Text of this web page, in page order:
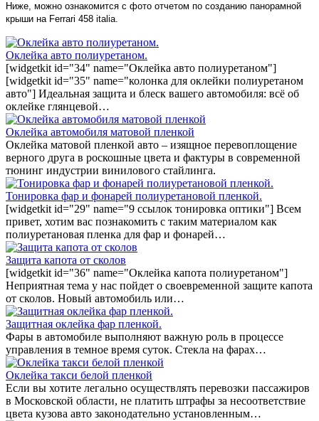
Ниже, можно ознакомится с фото отчетом по созданию панорамной
крыши на Ferrari 458 italia.
Оклейка авто полиуретаном.
[widgetkit id="34" name="Оклейка авто полиуретаном"]
[widgetkit id="35" name="колонка для оклейки полиуретаном
авто"] Идеальная защита и блеск вашего автомобиля: всё об
оклейке глянцевой…
Оклейка автомобиля матовой пленкой
Оклейка матовой пленкой авто – изящное перевоплощение
верного друга в роскошные цвета и фактуры в современной
тюнинг индустрии винилового стайлинга.
Тонировка фар и фонарей полиуретановой пленкой.
[widgetkit id="29" name="9 ссылок тонировка оптики"] Всем
привет, хотим вас познакомить с таким материалом как
полиуретановая пленка для фар и фонарей…
Защита капота от сколов
[widgetkit id="36" name="Оклейка капота полиуретаном"]
Неприятная тема у нас пойдет о своевременной защите капота
от сколов. Новый автомобиль или…
Защитная оклейка фар пленкой.
Фары в автомобиле выполняют важную роль в процессе
управления в темное время суток. Стекла на фарах…
Оклейка такси белой пленкой
Если вы хотите легально осуществлять перевозки пассажиров
в Московской области, не платить штрафы за несоответствие
цвета кузова авто законодательно установленным…